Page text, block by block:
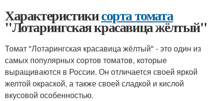
Характеристикисорта томата
"Лотарингская красавица жёлтый"
Томат "Лотарингская красавица жёлтый" - это один из
самых популярных сортов томатов, которые
выращиваются в России. Он отличается своей яркой
желтой окраской, а также своей сладкой и кислой
вкусовой особенностью.